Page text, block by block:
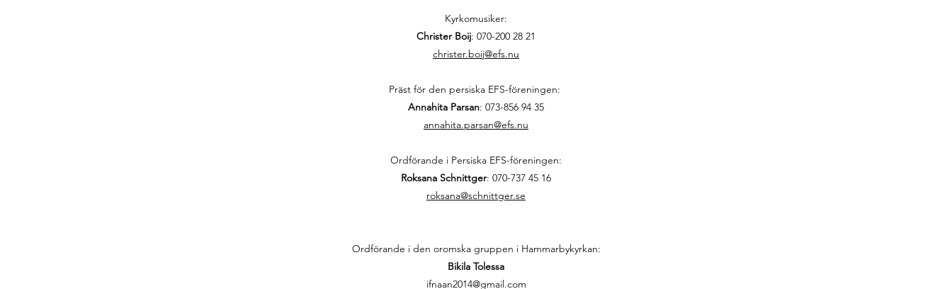
Kyrkomusiker:
Christer Boij: 070-200 28 21
christer.boij@efs.nu
Präst för den persiska EFS-föreningen:
Annahita Parsan: 073-856 94 35
annahita.parsan@efs.nu
Ordförande i Persiska EFS-föreningen:
Roksana Schnittger: 070-737 45 16
roksana@schnittger.se
Ordförande i den oromska gruppen i Hammarbykyrkan:
Bikila Tolessa
ifnaan2014@gmail.com